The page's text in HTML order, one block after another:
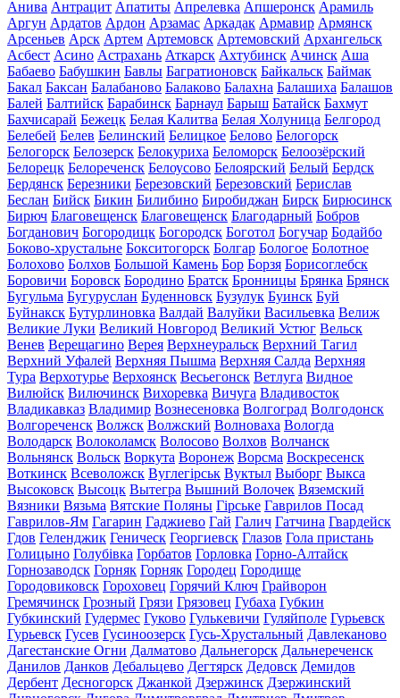
Анива Антрацит Апатиты Апрелевка Апшеронск Арамиль
Аргун Ардатов Ардон Арзамас Аркадак Армавир Армянск
Арсеньев Арск Артем Артемовск Артемовский Архангельск
Асбест Асино Астрахань Аткарск Ахтубинск Ачинск Аша
Бабаево Бабушкин Бавлы Багратионовск Байкальск Баймак
Бакал Баксан Балабаново Балаково Балахна Балашиха Балашов
Балей Балтийск Барабинск Барнаул Барыш Батайск Бахмут
Бахчисарай Бежецк Белая Калитва Белая Холуница Белгород
Белебей Белев Белинский Белицкое Белово Белогорск
Белогорск Белозерск Белокуриха Беломорск Белоозёрский
Белорецк Белореченск Белоусово Белоярский Белый Бердск
Бердянск Березники Березовский Березовский Берислав
Беслан Бийск Бикин Билибино Биробиджан Бирск Бирюсинск
Бирюч Благовещенск Благовещенск Благодарный Бобров
Богданович Богородицк Богородск Боготол Богучар Бодайбо
Боково-хрустальне Бокситогорск Болгар Бологое Болотное
Болохово Болхов Большой Камень Бор Борзя Борисоглебск
Боровичи Боровск Бородино Братск Бронницы Брянка Брянск
Бугульма Бугуруслан Буденновск Бузулук Буинск Буй
Буйнакск Бутурлиновка Валдай Валуйки Васильевка Велиж
Великие Луки Великий Новгород Великий Устюг Вельск
Венев Верещагино Верея Верхнеуральск Верхний Тагил
Верхний Уфалей Верхняя Пышма Верхняя Салда Верхняя
Тура Верхотурье Верхоянск Весьегонск Ветлуга Видное
Вилюйск Вилючинск Вихоревка Вичуга Владивосток
Владикавказ Владимир Вознесеновка Волгоград Волгодонск
Волгореченск Волжск Волжский Волноваха Вологда
Володарск Волоколамск Волосово Волхов Волчанск
Вольнянск Вольск Воркута Воронеж Ворсма Воскресенск
Воткинск Всеволожск Вуглегірськ Вуктыл Выборг Выкса
Высоковск Высоцк Вытегра Вышний Волочек Вяземский
Вязники Вязьма Вятские Поляны Гірське Гаврилов Посад
Гаврилов-Ям Гагарин Гаджиево Гай Галич Гатчина Гвардейск
Гдов Геленджик Геническ Георгиевск Глазов Гола пристань
Голицыно Голубівка Горбатов Горловка Горно-Алтайск
Горнозаводск Горняк Горняк Городец Городище
Городовиковск Гороховец Горячий Ключ Грайворон
Гремячинск Грозный Грязи Грязовец Губаха Губкин
Губкинский Гудермес Гуково Гулькевичи Гуляйполе Гурьевск
Гурьевск Гусев Гусиноозерск Гусь-Хрустальный Давлеканово
Дагестанские Огни Далматово Дальнегорск Дальнереченск
Данилов Данков Дебальцево Дегтярск Дедовск Демидов
Дербент Десногорск Джанкой Дзержинск Дзержинский